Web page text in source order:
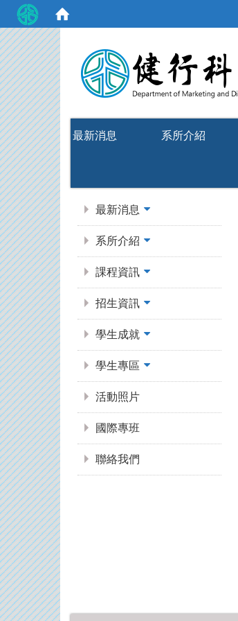
最新消息 系所介紹
最新消息
系所介紹
課程資訊
招生資訊
學生成就
學生專區
活動照片
國際專班
聯絡我們